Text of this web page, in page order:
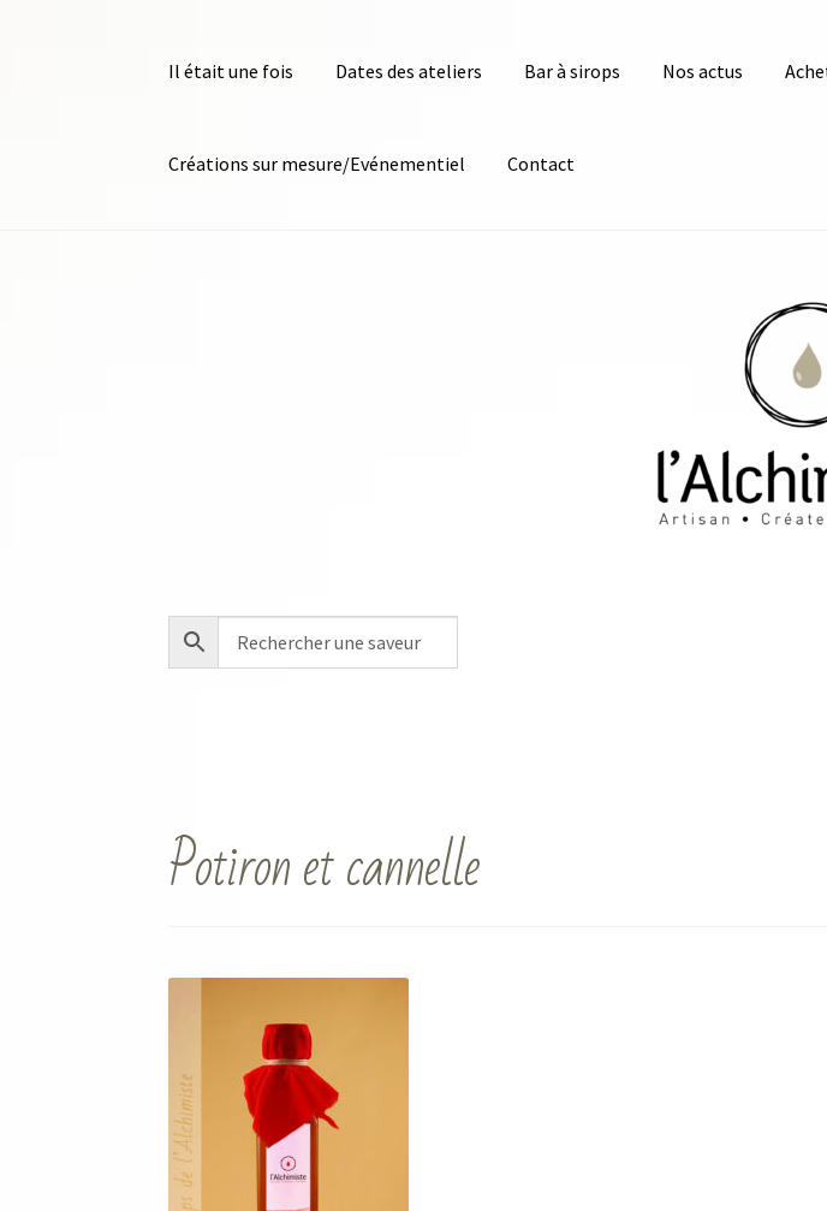
Il était une fois Dates des ateliers Bar à sirops Nos actus
Créations sur mesure/Evénementiel Contact
Potiron et cannelle